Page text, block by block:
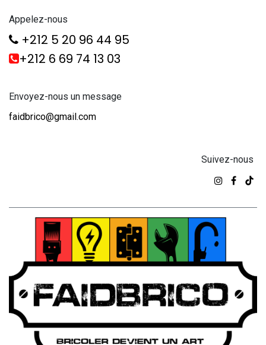
Appelez-nous
+212 5 20 96 44 95
+212 6 69 74 13 03
Envoyez-nous un message
faidbrico@gmail.com
Suivez-nous